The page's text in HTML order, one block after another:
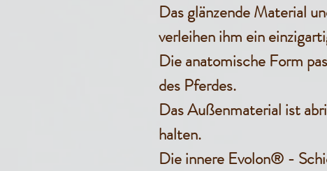
Das glänzende Material
verleihen ihm ein
Die anatomische Form
des Pferdes.
Das Außenmaterial ist
halten.
Die innere Evolon® -